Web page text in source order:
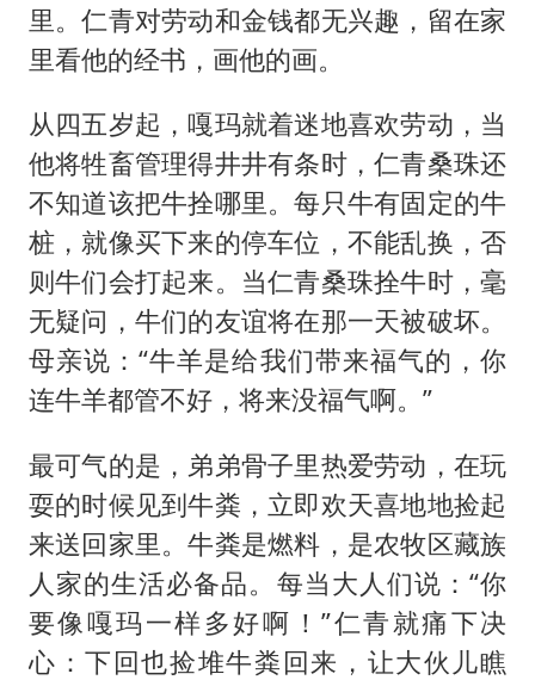
里。仁青对劳动和金钱都无兴趣，留在家
里看他的经书，画他的画。
从四五岁起，嘎玛就着迷地喜欢劳动，当
他将牲畜管理得井井有条时，仁青桑珠还
不知道该把牛拴哪里。每只牛有固定的牛
桩，就像买下来的停车位，不能乱换，否
则牛们会打起来。当仁青桑珠拴牛时，毫
无疑问，牛们的友谊将在那一天被破坏。
母亲说：“牛羊是给我们带来福气的，你
连牛羊都管不好，将来没福气啊。”
最可气的是，弟弟骨子里热爱劳动，在玩
耍的时候见到牛粪，立即欢天喜地地捡起
来送回家里。牛粪是燃料，是农牧区藏族
人家的生活必备品。每当大人们说：“你
要像嘎玛一样多好啊！”仁青就痛下决
心：下回也捡堆牛粪回来，让大伙儿瞧